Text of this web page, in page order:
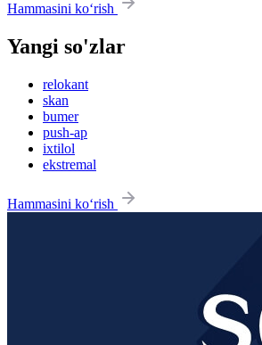
Hammasini ko‘rish
Yangi so'zlar
relokant
skan
bumer
push-ap
ixtilol
ekstremal
Hammasini ko‘rish